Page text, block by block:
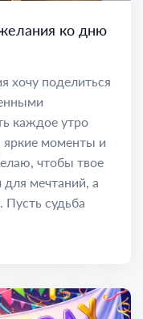
ко дню
хочу поделиться
каждое утро
яркие моменты и
чтобы твое
мечтаний, а
судьба